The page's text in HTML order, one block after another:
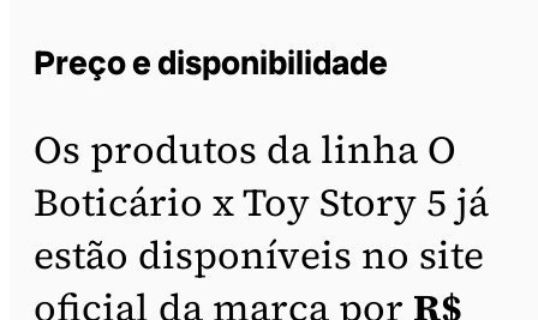
Preço e disponibilidade
Os produtos da linha O
Boticário x Toy Story 5 já
estão disponíveis no site
oficial da marca por R$